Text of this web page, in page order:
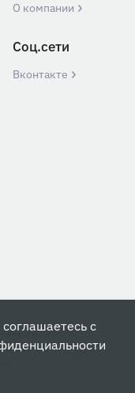
О компании
Соц.сети
Вконтакте
с